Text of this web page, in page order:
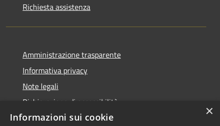
Richiesta assistenza
Amministrazione trasparente
Informativa privacy
Note legali
Dichiarazione di accessibilità
×
Informazioni sui cookie